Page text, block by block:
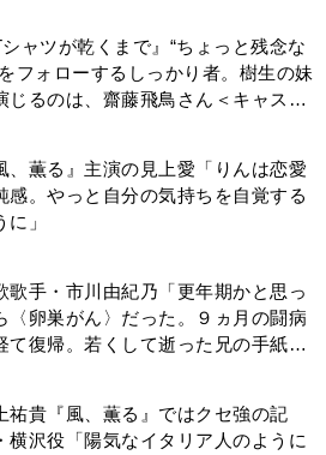
シャツが乾くまで』“ちょっと残念な
フォローするしっかり者。樹生の妹
じるのは、齋藤飛鳥さん＜キャスト
、薫る』主演の見上愛「りんは恋愛
感。やっと自分の気持ちを自覚する
に」
歌手・市川由紀乃「更年期かと思っ
〈卵巣がん〉だった。９ヵ月の闘病
て復帰。若くして逝った兄の手紙を
祐貴『風、薫る』ではクセ強の記
横沢役「陽気なイタリア人のように